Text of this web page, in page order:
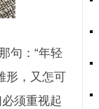
句：“年轻
形，又怎可
须重视起